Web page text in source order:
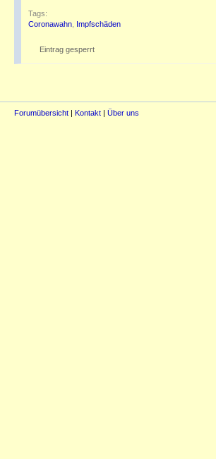
Tags:
Coronawahn Impfschäden
Eintrag gesperrt
Forumübersicht | Kontakt | Über uns